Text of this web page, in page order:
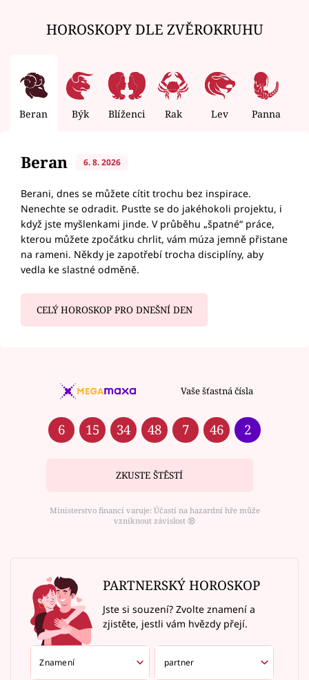
HOROSKOPY DLE ZVĚROKRUHU
Beran Býk Blíženci Rak Lev Panna
Beran 6. 8. 2026
Berani, dnes se můžete cítit trochu bez inspirace.
Nenechte se odradit. Pusťte se do jakéhokoli projektu, i
když jste myšlenkami jinde. V průběhu „špatné“ práce,
kterou můžete zpočátku chrlit, vám múza jemně přistane
na rameni. Někdy je zapotřebí trocha disciplíny, aby
vedla ke slastné odměně.
CELÝ HOROSKOP PRO DNEŠNÍ DEN
Vaše šťastná čísla
6 15 34 48 7 46 2
ZKUSTE ŠTĚSTÍ
Ministerstvo financí varuje: Účastí na hazardní hře může
vzniknout závislost ⑱
PARTNERSKÝ HOROSKOP
Jste si souzení? Zvolte znamení a
zjistěte, jestli vám hvězdy přejí.